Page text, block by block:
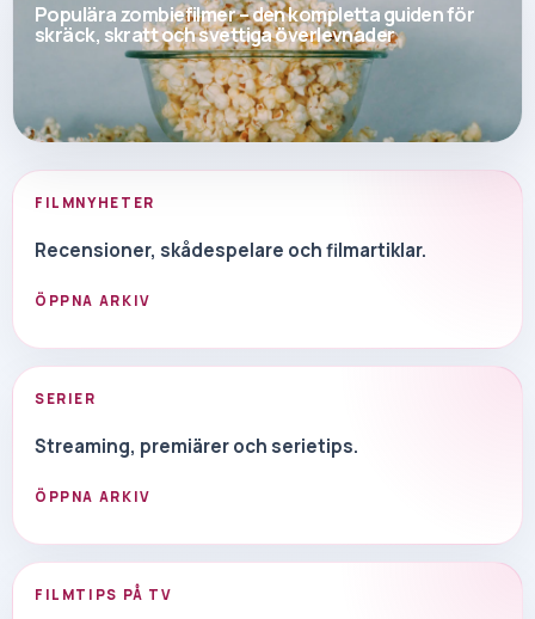
Populära zombiefilmer – den kompletta guiden för
skräck, skratt och svettiga överlevnader
FILMNYHETER
Recensioner, skådespelare och filmartiklar.
ÖPPNA ARKIV
SERIER
Streaming, premiärer och serietips.
ÖPPNA ARKIV
FILMTIPS PÅ TV